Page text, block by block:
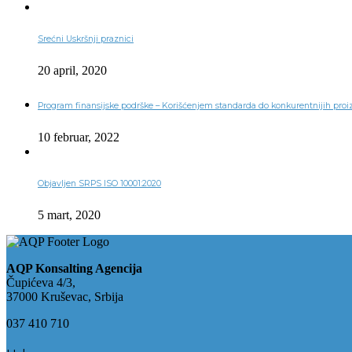
Srećni Uskršnji praznici
20 april, 2020
Program finansijske podrške – Korišćenjem standarda do konkurentnijih
10 februar, 2022
Objavljen SRPS ISO 10001:2020
5 mart, 2020
AQP Konsalting Agencija
Čupićeva 4/3,
37000 Kruševac, Srbija
037 410 710